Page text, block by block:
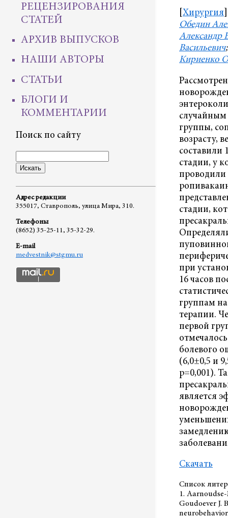
РЕЦЕНЗИРОВАНИЯ
СТАТЕЙ
АРХИВ ВЫПУСКОВ
НАШИ АВТОРЫ
СТАТЬИ
БЛОГИ И
КОММЕНТАРИИ
Поиск по сайту
Адрес редакции
355017, Ставрополь, улица Мира, 310.
Телефоны
(8652) 35-25-11, 35-32-29.
E-mail
medvestnik@stgmu.ru
Хирургия
Обедин
Александр
Васильевич
Кириенко
случайным
группы,
возрасту,
составили
стадии, у
проводили
стадии,
при
16 часов
группам
терапии.
первой
болевого
(6,0±0,5 и
p=0,001).
является
Скачать
Список
1.
Goudoever J.